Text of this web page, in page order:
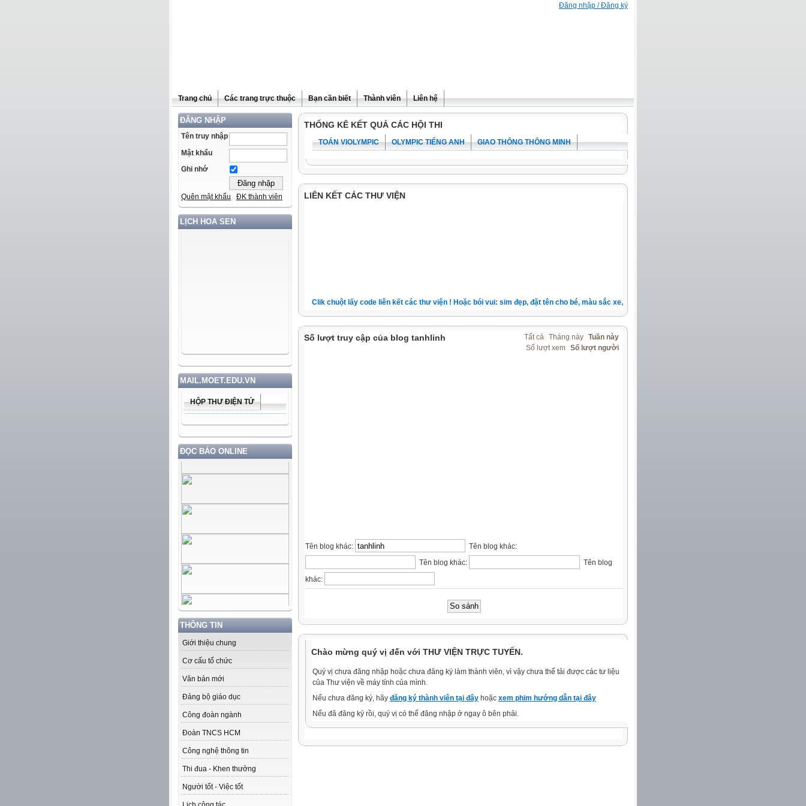
Đăng nhập / Đăng ký
Trang chủ Các trang trực thuộc Bạn cần biết Thành viên Liên hệ
ĐĂNG NHẬP
Tên truy nhập
Mật khẩu
Ghi nhớ
Quên mật khẩu ĐK thành viên
LỊCH HOA SEN
MAIL.MOET.EDU.VN
HỘP THƯ ĐIỆN TỬ
ĐỌC BÁO ONLINE
THÔNG TIN
Giới thiệu chung
Cơ cấu tổ chức
Văn bản mới
Đảng bộ giáo dục
Công đoàn ngành
Đoàn TNCS HCM
Công nghệ thông tin
Thi đua - Khen thưởng
Người tốt - Việc tốt
THỐNG KÊ KẾT QUẢ CÁC HỘI THI
TOÁN VIOLYMPIC OLYMPIC TIẾNG ANH GIAO THÔNG THÔNG MINH
LIÊN KẾT CÁC THƯ VIỆN
Clik chuột lấy code liên kết các thư viện ! Hoặc bói vui: sim đẹp, đặt tên cho bé, màu sắc xe, nốt ruồi, xem tuổi.v.v.v )
Tất cả Tháng này Tuần này
Số lượt xem Số lượt người
Số lượt truy cập của blog tanhlinh
Tên blog khác:
Tên blog khác:
Tên blog khác:
Tên blog
khác:
Chào mừng quý vị đến với THƯ VIỆN TRỰC TUYẾN.
Quý vị chưa đăng nhập hoặc chưa đăng ký làm thành viên, vì vậy chưa thể tải được các tư liệu
của Thư viện về máy tính của mình.
Nếu chưa đăng ký, hãy đăng ký thành viên tại đây hoặc xem phim hướng dẫn tại đây
Nếu đã đăng ký rồi, quý vị có thể đăng nhập ở ngay ô bên phải.